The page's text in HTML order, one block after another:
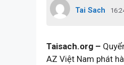
Tai Sach
Taisach.org –
AZ Việt Nam phát